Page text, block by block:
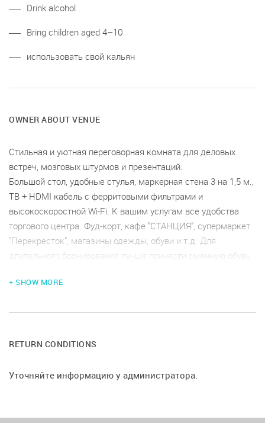
Drink alcohol
Bring children aged 4–10
использовать свой кальян
OWNER ABOUT VENUE
Стильная и уютная переговорная комната для деловых
встреч, мозговых штурмов и презентаций.
Большой стол, удобные стулья, маркерная стена 3 на 1,5 м.,
ТВ + HDMI кабель с ферритовыми фильтрами и
высокоскоростной Wi-Fi. К вашим услугам все удобства
торгового центра. Фуд-корт, кафе "СТАНЦИЯ", супермаркет
"Перекресток", магазины одежды, обуви и т.д. Для
длительного бронирования лучше принести сменную обувь.
1 час (от 3 до 7 человек) 900 ₽/час
30 минут (от 3 до 7 человек) 450 ₽/час
+ SHOW MORE
RETURN CONDITIONS
Уточняйте информацию у администратора.